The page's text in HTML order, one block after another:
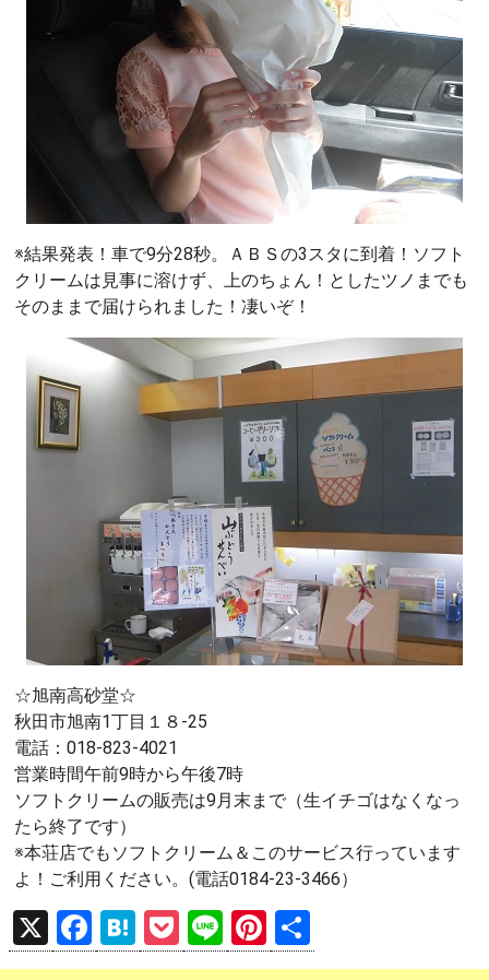
※結果発表！車で9分28秒。ＡＢＳの3スタに到着！ソフト
クリームは見事に溶けず、上のちょん！としたツノまでも
そのままで届けられました！凄いぞ！
☆旭南高砂堂☆
秋田市旭南1丁目１８-25
電話：018-823-4021
営業時間午前9時から午後7時
ソフトクリームの販売は9月末まで（生イチゴはなくなっ
たら終了です）
※本荘店でもソフトクリーム＆このサービス行っています
よ！ご利用ください。(電話0184-23-3466）
X
F
a
H
at
P
o
Li
n
Pi
nt 有